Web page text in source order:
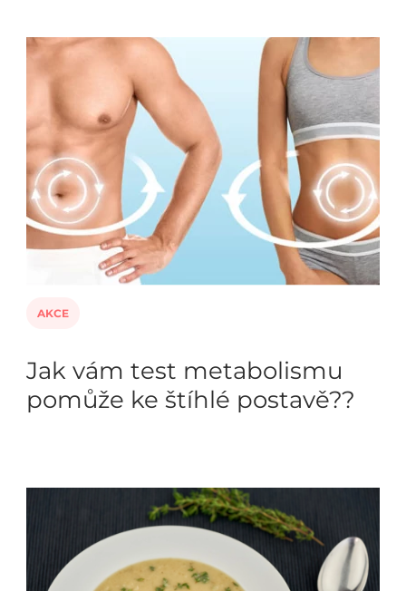
AKCE
Jak vám test metabolismu
pomůže ke štíhlé postavě??